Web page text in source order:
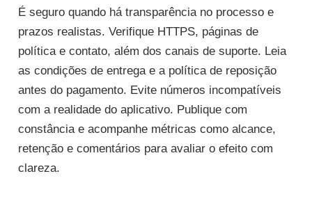
É seguro quando há transparência no processo e
prazos realistas. Verifique HTTPS, páginas de
política e contato, além dos canais de suporte. Leia
as condições de entrega e a política de reposição
antes do pagamento. Evite números incompatíveis
com a realidade do aplicativo. Publique com
constância e acompanhe métricas como alcance,
retenção e comentários para avaliar o efeito com
clareza.